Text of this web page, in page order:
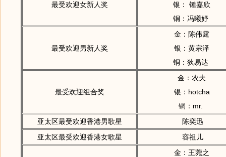
最受欢迎女新人奖
银： 锺嘉欣
铜：冯曦妤
最受欢迎男新人奖
金：陈伟霆
银：黄宗泽
铜：狄易达
最受欢迎组合奖
金：农夫
银：hotcha
铜：mr.
亚太区最受欢迎香港男歌星
陈奕迅
亚太区最受欢迎香港女歌星
容祖儿
金：王菀之